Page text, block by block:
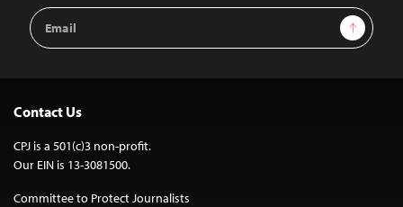
Email
Address
Sign Up
Contact Us
CPJ is a 501(c)3 non-profit.
Our EIN is 13-3081500.
Committee to Protect Journalists